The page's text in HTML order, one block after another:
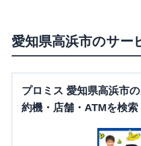
愛知県高浜市のサー
プロミス 愛知県高浜市
約機・店舗・ATMを検索